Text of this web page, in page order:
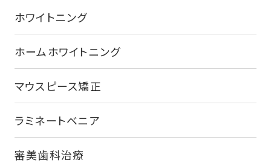
ホワイトニング
ホームホワイトニング
マウスピース矯正
ラミネートベニア
審美歯科治療